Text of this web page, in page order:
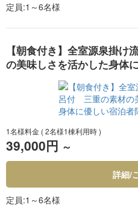
定員 1～6名様
【朝食付き】全室源泉掛
の美味しさを活かした身体
1名様料金 ( 2名様1棟利用時 )
39,000円 ～
詳細/
定員 1～6名様